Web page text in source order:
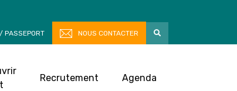
PASSEPORT NOUS CONTACTER
Recrutement Agenda